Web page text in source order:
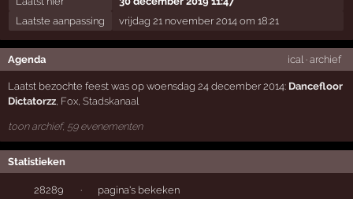
Laatste aanpassing
vrijdag 21 november 2014 om 18:21
Agenda ical· archief
Laatst bezochte feest was op woensdag 24 december 2014: Dancefloor
Dictatorzz, Fox,Stadskanaal
toon archief, 59 evenementen
Statistieken
28289 ·
pagina's bekeken